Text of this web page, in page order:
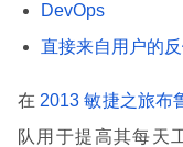
DevOps
直接来自用户的
在 2013 敏捷之旅布
队用于提高其每天